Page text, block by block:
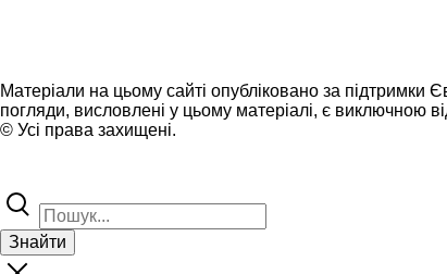
Матеріали на цьому сайті опубліковано за підтримки
погляди, висловлені у цьому матеріалі, є виключною
© Усі права захищені.
Знайти